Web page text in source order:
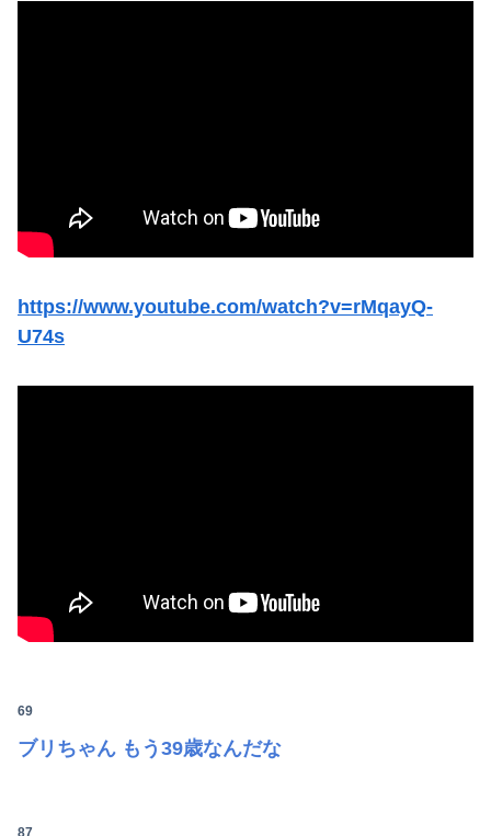
https://www.youtube.com/watch?v=rMqayQ-
U74s
69
ブリちゃん もう39歳なんだな